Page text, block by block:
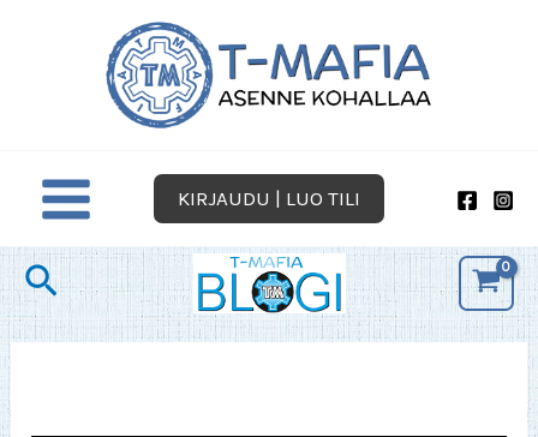
KIRJAUDU | LUO TILI
Hae